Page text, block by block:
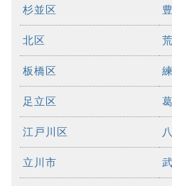
杉並区
北区
板橋区
足立区
江戸川区
立川市